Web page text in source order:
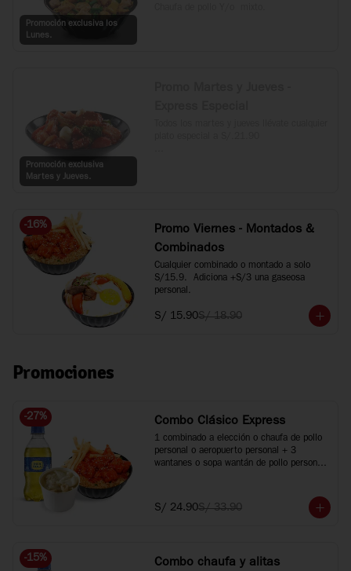
Promoción exclusiva los
Lunes.
Promoción exclusiva
Martes y Jueves.
-16%
Promo Viernes - Montados &
Combinados
Cualquier combinado o montado a solo
S/15.9.  Adiciona +S/3 una gaseosa
personal.
S/ 15.90S/ 18.90
Promociones
-27% Combo Clásico Express
1 combinado a elección o chaufa de pollo
personal o aeropuerto personal + 3
wantanes o sopa wantán de pollo personal
S/ 24.90S/ 33.90
-15%
Combo chaufa y alitas